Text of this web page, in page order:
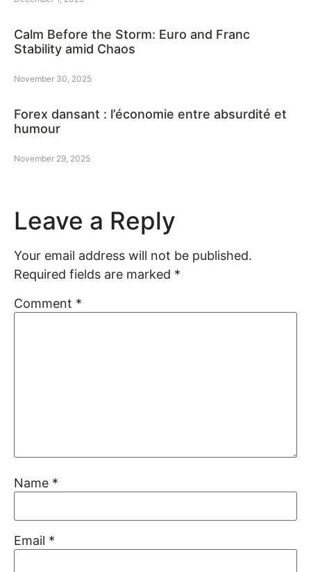
Calm Before the Storm: Euro and Franc
Stability amid Chaos
November 30, 2025
Forex dansant : l’économie entre absurdité et
humour
November 29, 2025
Leave a Reply
Your email address will not be published.
Required fields are marked *
Comment *
Name *
Email *